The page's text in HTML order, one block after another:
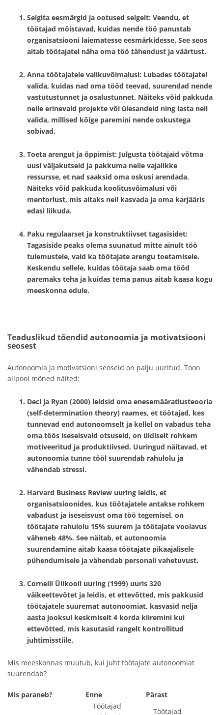
Selgita eesmärgid ja ootused selgelt: Veendu, et
töötajad mõistavad, kuidas nende töö panustab
organisatsiooni laiematesse eesmärkidesse. See seos
aitab töötajatel näha oma töö tähendust ja väärtust.
Anna töötajatele valikuvõimalusi: Lubades töötajatel
valida, kuidas nad oma tööd teevad, suurendad nende
vastutustunnet ja osalustunnet. Näiteks võid pakkuda
neile erinevaid projekte või ülesandeid ning lasta neil
valida, millised kõige paremini nende oskustega
sobivad.
Toeta arengut ja õppimist: Julgusta töötajaid võtma
uusi väljakutseid ja pakkuma neile vajalikke
ressursse, et nad saaksid oma oskusi arendada.
Näiteks võid pakkuda koolitusvõimalusi või
mentorlust, mis aitaks neil kasvada ja oma karjääris
edasi liikuda.
Paku regulaarset ja konstruktiivset tagasisidet:
Tagasiside peaks olema suunatud mitte ainult töö
tulemustele, vaid ka töötajate arengu toetamisele.
Keskendu sellele, kuidas töötaja saab oma tööd
paremaks teha ja kuidas tema panus aitab kaasa kogu
meeskonna edule.
Teaduslikud tõendid autonoomia ja motivatsiooni
seosest
Autonoomia ja motivatsioni seoseid on palju uuritud. Toon
allpool mõned näited:
Deci ja Ryan (2000) leidsid oma enesemääratlusteooria
(self-determination theory) raames, et töötajad, kes
tunnevad end autonoomselt ja kellel on vabadus teha
oma töös iseseisvaid otsuseid, on üldiselt rohkem
motiveeritud ja produktiivsed. Uuringud näitavad, et
autonoomia tunne tööl suurendab rahulolu ja
vähendab stressi.
Harvard Business Review uuring leidis, et
organisatsioonides, kus töötajatele antakse rohkem
vabadust ja iseseisvust oma töö tegemisel, on
töötajate rahulolu 15% suurem ja töötajate voolavus
väheneb 48%. See näitab, et autonoomia
suurendamine aitab kaasa töötajate pikaajalisele
pühendumisele ja vähendab personali vahetuvust.
Cornelli Ülikooli uuring (1999) uuris 320
väikeettevõtet ja leidis, et ettevõtted, mis pakkusid
töötajatele suuremat autonoomiat, kasvasid nelja
aasta jooksul keskmiselt 4 korda kiiremini kui
ettevõtted, mis kasutasid rangelt kontrollitud
juhtimisstiile.
Mis meeskonnas muutub, kui juht töötajate autonoomiat
suurendab?
Mis paraneb? Enne
Pärast
Töötajad
Töötajad